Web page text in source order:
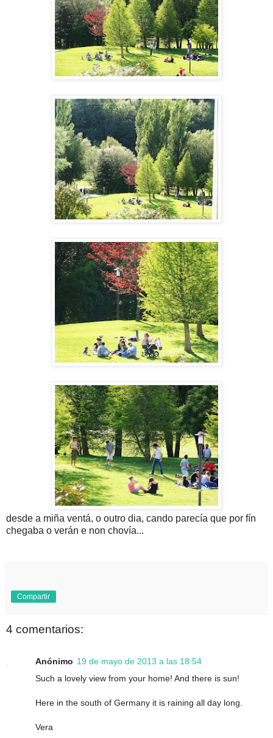
desde a miña ventá, o outro dia, cando parecía que por fín
chegaba o verán e non chovía...
Compartir
4 comentarios:
Anónimo 19 de mayo de 2013 a las 18:54
Such a lovely view from your home! And there is sun!
Here in the south of Germany it is raining all day long.
Vera